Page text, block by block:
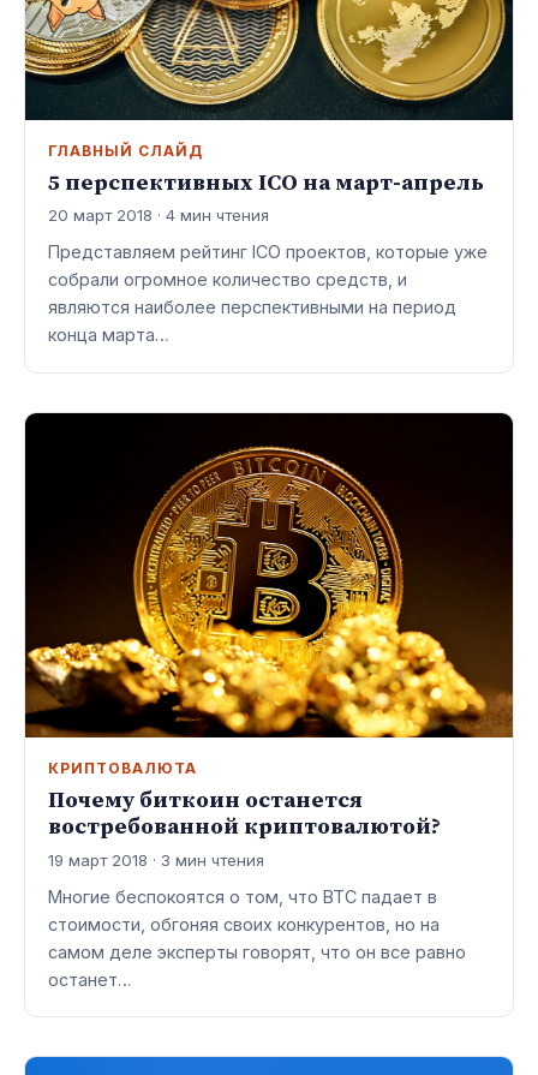
ГЛАВНЫЙ СЛАЙД
5 перспективных ICO на март-апрель
20 март 2018 · 4 мин чтения
Представляем рейтинг ICO проектов, которые уже
собрали огромное количество средств, и
являются наиболее перспективными на период
конца марта…
КРИПТОВАЛЮТА
Почему биткоин останется
востребованной криптовалютой?
19 март 2018 · 3 мин чтения
Многие беспокоятся о том, что BTC падает в
стоимости, обгоняя своих конкурентов, но на
самом деле эксперты говорят, что он все равно
останет…